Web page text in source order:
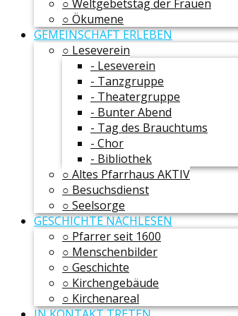
○ Weltgebetstag der Frauen
○ Ökumene
GEMEINSCHAFT ERLEBEN
○ Leseverein
- Leseverein
- Tanzgruppe
- Theatergruppe
- Bunter Abend
- Tag des Brauchtums
- Chor
- Bibliothek
○ Altes Pfarrhaus AKTIV
○ Besuchsdienst
○ Seelsorge
GESCHICHTE NACHLESEN
○ Pfarrer seit 1600
○ Menschenbilder
○ Geschichte
○ Kirchengebäude
○ Kirchenareal